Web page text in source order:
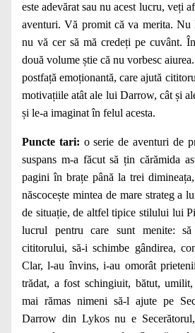
este adevărat sau nu acest lucru, veți
aventuri. Vă promit că va merita. Nu
nu vă cer să mă credeți pe cuvânt.
două volume știe că nu vorbesc
postfață emoționantă, care ajută
motivațiile atât ale lui Darrow, cât și
și le-a imaginat în felul acesta.
Puncte tari: o serie de aventuri de
suspans m-a făcut să țin cărămida
pagini în brațe până la trei
născocește mintea de mare strateg a
de situație, de altfel tipice stilului lui
lucrul pentru care sunt menite:
cititorului, să-i schimbe gândirea,
Clar, l-au învins, i-au omorât
trădat, a fost schingiuit, bătut,
mai rămas nimeni să-l ajute pe
Darrow din Lykos nu e